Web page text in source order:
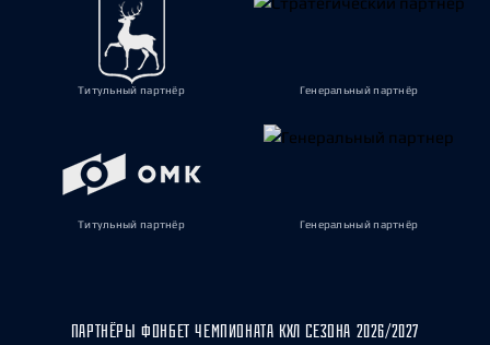
Титульный партнёр Генеральный партнёр
Титульный партнёр Генеральный партнёр
ПАРТНЁРЫ ФОНБЕТ ЧЕМПИОНАТА КХЛ СЕЗОНА 2026/2027